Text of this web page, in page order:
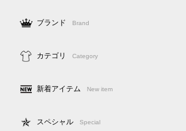
ブランド Brand
カテゴリ Category
新着アイテム New item
スペシャル Special